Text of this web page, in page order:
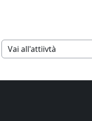
Vai all'attiivtà